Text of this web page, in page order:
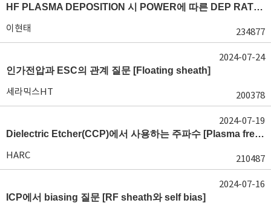
HF PLASMA DEPOSITION 시 POWER에 따른 DEP RATE 변화 [장비 플라즈마, Rate constant]
이현태 234877
인가전압과 ESC의 관계 질문 [Floating sheath]
세라믹스HT 200378
2024-07-24
Dielectric Etcher(CCP)에서 사용하는 주파수 [Plasma frequency 및 RF sheath]
HARC 210487
2024-07-19
ICP에서 biasing 질문 [RF sheath와 self bias]
2024-07-16